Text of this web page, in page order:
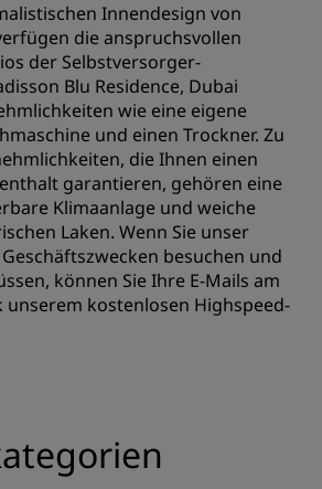
Innendesign von
die anspruchsvollen
der Selbstversorger-
Blu Residence, Dubai
wie eine eigene
und einen Trockner. Zu
die Ihnen einen
garantieren, gehören eine
Klimaanlage und weiche
Laken. Wenn Sie unser
besuchen und
können Sie Ihre E-Mails am
unserem kostenlosen Highspeed-